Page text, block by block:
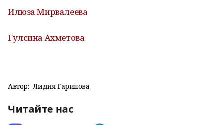
Илюза Мирвалеева
Гулсина Ахметова
Автор: Лидия Гарипова
Читайте нас